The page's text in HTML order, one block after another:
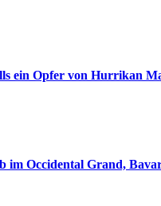
ein Opfer von Hurrikan
im Occidental Grand,